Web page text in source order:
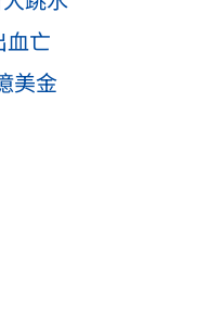
血亡
美金